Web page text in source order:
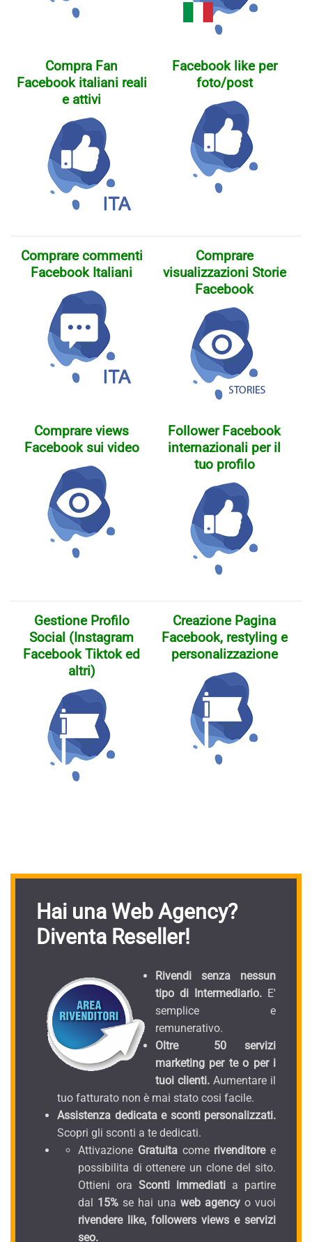
Compra Fan
Facebook italiani reali
e attivi
Facebook like per
foto/post
Comprare commenti
Facebook Italiani
Comprare
visualizzazioni Storie
Facebook
Comprare views
Facebook sui video
Follower Facebook
internazionali per il
tuo profilo
Gestione Profilo
Social (Instagram
Facebook Tiktok ed
altri)
Creazione Pagina
Facebook, restyling e
personalizzazione
Hai una Web Agency?
Diventa Reseller!
Rivendi senza nessun
tipo di Intermediario. E'
semplice e
remunerativo.
Oltre 50 servizi
marketing per te o per i
tuoi clienti. Aumentare il
tuo fatturato non è mai stato cosi facile.
Assistenza dedicata e sconti personalizzati.
Scopri gli sconti a te dedicati.
Attivazione Gratuitacomerivenditoree
possibilita di ottenere un clone del sito.
Ottieni ora Sconti immediati a partire
dal 15% se hai una web agency o vuoi
rivendere like, followers views e servizi
seo.